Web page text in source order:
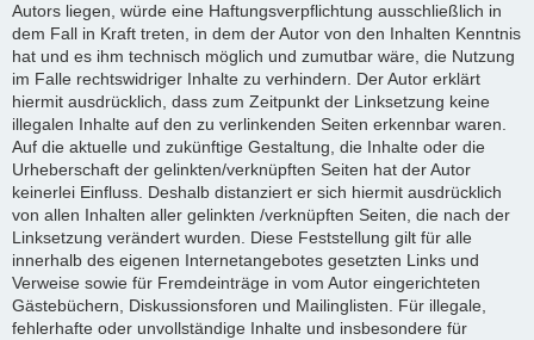
Autors liegen, würde eine Haftungsverpflichtung ausschließlich in
dem Fall in Kraft treten, in dem der Autor von den Inhalten Kenntnis
hat und es ihm technisch möglich und zumutbar wäre, die Nutzung
im Falle rechtswidriger Inhalte zu verhindern. Der Autor erklärt
hiermit ausdrücklich, dass zum Zeitpunkt der Linksetzung keine
illegalen Inhalte auf den zu verlinkenden Seiten erkennbar waren.
Auf die aktuelle und zukünftige Gestaltung, die Inhalte oder die
Urheberschaft der gelinkten/verknüpften Seiten hat der Autor
keinerlei Einfluss. Deshalb distanziert er sich hiermit ausdrücklich
von allen Inhalten aller gelinkten /verknüpften Seiten, die nach der
Linksetzung verändert wurden. Diese Feststellung gilt für alle
innerhalb des eigenen Internetangebotes gesetzten Links und
Verweise sowie für Fremdeinträge in vom Autor eingerichteten
Gästebüchern, Diskussionsforen und Mailinglisten. Für illegale,
fehlerhafte oder unvollständige Inhalte und insbesondere für